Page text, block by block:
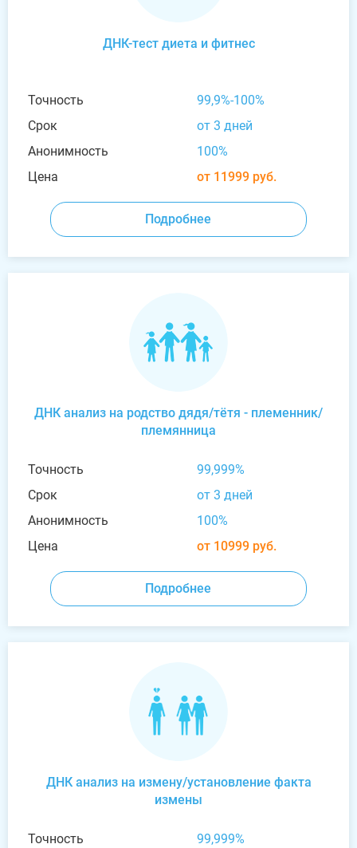
ДНК-тест диета и фитнес
Точность
99,9%-100%
Срок
от 3 дней
Анонимность
100%
Цена
от 11999 руб.
Подробнее
ДНК анализ на родство дядя/тётя - племенник/
племянница
Точность
99,999%
Срок
от 3 дней
Анонимность
100%
Цена
от 10999 руб.
Подробнее
ДНК анализ на измену/установление факта
измены
Точность
99,999%